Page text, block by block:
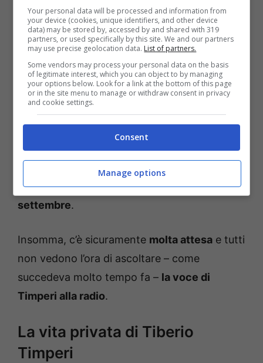
Lo stesso portale ha inoltre rivelato che,
nonostante questo suo nuovo impegno
lavorativo, Tiberio Timperinon dovrebbe dire
addio alla televisione (e quindi aUnomattina
programma su Rai 1, il conduttore si dovrebbe
infatti recare nello studio radiofonico. Il
diretto interessato ha inoltre rivelato che il
programma Raiinizierà nel mese di
settembre.
Insomma, c’è sicuramente molta attesa e tutti
non vedono l’ora di ascoltare – come
succedeva molto tempo fa – la voce di
Timperi alla radio.
La vita privata di Tiberio
Timperi
Your personal data will be processed and information from
your device (cookies, unique identifiers, and other device
data) may be stored by, accessed by and shared with 319
partners, or used specifically by this site. We and our partners
may use precise geolocation data. List of partners.
Some vendors may process your personal data on the basis
of legitimate interest, which you can object to by managing
your options below. Look for a link at the bottom of this page
or in the site menu to manage or withdraw consent in privacy
and cookie settings.
Consent
Manage options